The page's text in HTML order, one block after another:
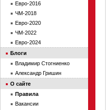
Евро-2016
ЧМ-2018
Евро-2020
ЧМ-2022
Евро-2024
Блоги
Владимир Стогниенко
Александр Гришин
О сайте
Правила
Вакансии